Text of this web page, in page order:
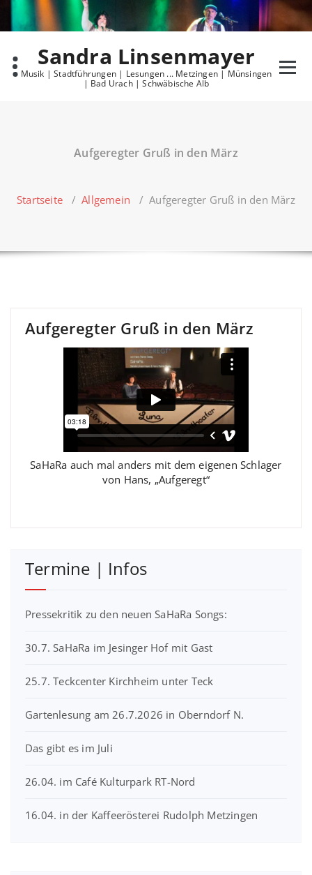
content
Sandra Linsenmayer
Musik | Stadtführungen | Lesungen ... Metzingen | Münsingen
| Bad Urach | Schwäbische Alb
Aufgeregter Gruß in den März
Startseite /Allgemein /Aufgeregter Gruß in den März
Aufgeregter Gruß in den März
SaHaRa auch mal anders mit dem eigenen Schlager
von Hans, „Aufgeregt“
Termine | Infos
Pressekritik zu den neuen SaHaRa Songs:
30.7. SaHaRa im Jesinger Hof mit Gast
25.7. Teckcenter Kirchheim unter Teck
Gartenlesung am 26.7.2026 in Oberndorf N.
Das gibt es im Juli
26.04. im Café Kulturpark RT-Nord
16.04. in der Kaffeerösterei Rudolph Metzingen